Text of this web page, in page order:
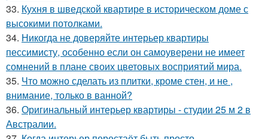
33. Кухня в шведской квартире в историческом доме с
высокими потолками.
34. Никогда не доверяйте интерьер квартиры
пессимисту, особенно если он самоуверени не имеет
сомнений в плане своих цветовых восприятий мира.
35. Что можно сделать из плитки, кроме стен, и не ,
внимание, только в ванной?
36. Оригинальный интерьер квартиры - студии 25 м 2 в
Австралии.